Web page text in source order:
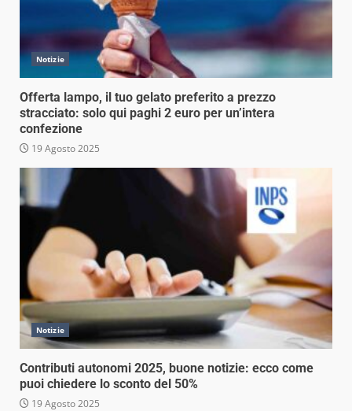
Notizie
Offerta lampo, il tuo gelato preferito a prezzo
stracciato: solo qui paghi 2 euro per un’intera
confezione
19 Agosto 2025
Notizie
Contributi autonomi 2025, buone notizie: ecco come
puoi chiedere lo sconto del 50%
19 Agosto 2025